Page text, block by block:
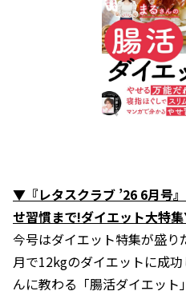
▼『レタスクラブ ’26 6月号
せ習慣まで!ダイエット大特
今号はダイエット特集が盛
月で12kgのダイエットに成
んに教わる「腸活ダイエット